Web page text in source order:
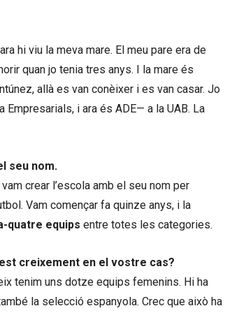
hi viu la meva mare. El meu pare era de
quan jo tenia tres anys. I la mare és
allà es van conèixer i es van casar. Jo
i ara és ADE— a la UAB. La
seu nom.
crear l’escola amb el seu nom per
Vam començar fa quinze anys, i la
quatre equips entre totes les categories.
creixement en el vostre cas?
tenim uns dotze equips femenins. Hi ha
la selecció espanyola. Crec que això ha